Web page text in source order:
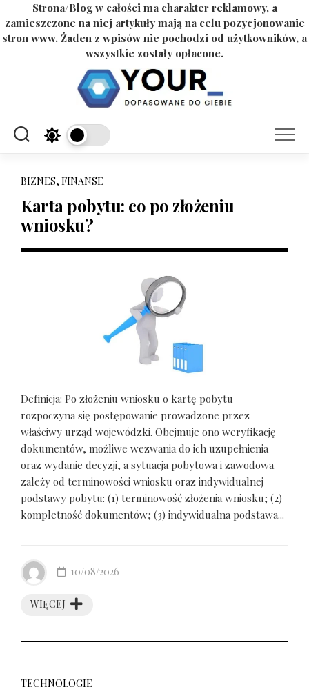
Strona/Blog w całości ma charakter reklamowy, a
zamieszczone na niej artykuły mają na celu pozycjonowanie
stron www. Żaden z wpisów nie pochodzi od użytkowników, a
wszystkie zostały opłacone.
BIZNES, FINANSE
Karta pobytu: co po złożeniu
wniosku?
Definicja: Po złożeniu wniosku o kartę pobytu
rozpoczyna się postępowanie prowadzone przez
właściwy urząd wojewódzki. Obejmuje ono weryfikację
dokumentów, możliwe wezwania do ich uzupełnienia
oraz wydanie decyzji, a sytuacja pobytowa i zawodowa
zależy od terminowości wniosku oraz indywidualnej
podstawy pobytu: (1) terminowość złożenia wniosku; (2)
kompletność dokumentów; (3) indywidualna podstawa...
WIĘCEJ
10/08/2026
TECHNOLOGIE